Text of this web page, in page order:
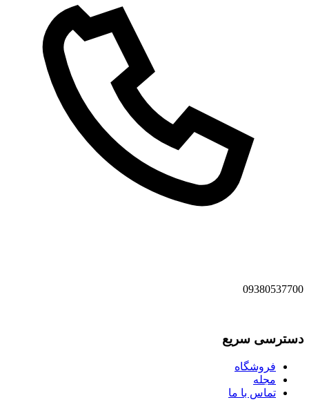
09380537700
دسترسی سریع
فروشگاه
مجله
تماس با ما